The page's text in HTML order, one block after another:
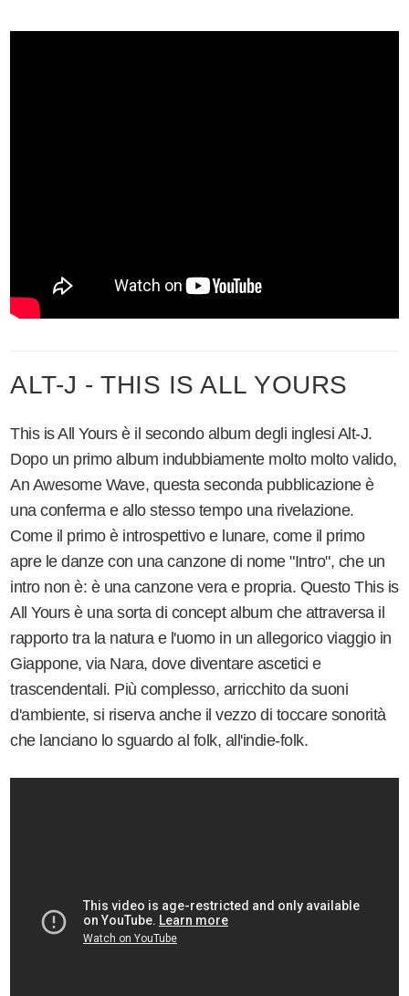
ALT-J - THIS IS ALL YOURS
This is All Yours è il secondo album degli inglesi Alt-J.
Dopo un primo album indubbiamente molto molto valido,
An Awesome Wave, questa seconda pubblicazione è
una conferma e allo stesso tempo una rivelazione.
Come il primo è introspettivo e lunare, come il primo
apre le danze con una canzone di nome "Intro", che un
intro non è: è una canzone vera e propria. Questo This is
All Yours è una sorta di concept album che attraversa il
rapporto tra la natura e l'uomo in un allegorico viaggio in
Giappone, via Nara, dove diventare ascetici e
trascendentali. Più complesso, arricchito da suoni
d'ambiente, si riserva anche il vezzo di toccare sonorità
che lanciano lo sguardo al folk, all'indie-folk.